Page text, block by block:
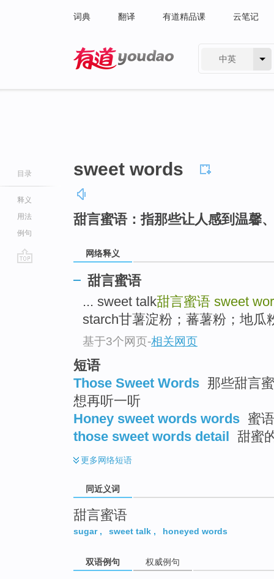
词典 翻译 有道精品课 云笔记
中英
目录
释义
用法
例句
sweet words
甜言蜜语：指那些让人感到温馨
网络释义
甜言蜜语
... sweet talk甜言蜜语 sweet
starch甘薯淀粉；蕃薯粉；地瓜
基于3个网页-相关网页
短语
Those Sweet Words 那些甜言
想再听一听
Honey sweet words words 蜜
those sweet words detail 甜蜜
更多网络短语
同近义词
甜言蜜语
sugar, sweet talk , honeyed words
双语例句 权威例句